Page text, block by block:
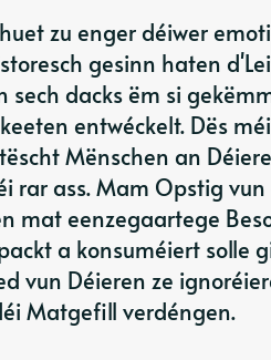
zu enger déiwer
gesinn haten
sech dacks ëm si
entwéckelt. Dës
Mënschen an
rar ass. Mam Opstig
mat eenzegaartege
a konsuméiert solle
vun Déieren ze
Matgefill verdéngen.